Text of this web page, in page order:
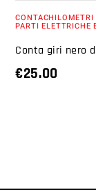
PARTI ELETTRICHE
Conta giri nero
€25.00